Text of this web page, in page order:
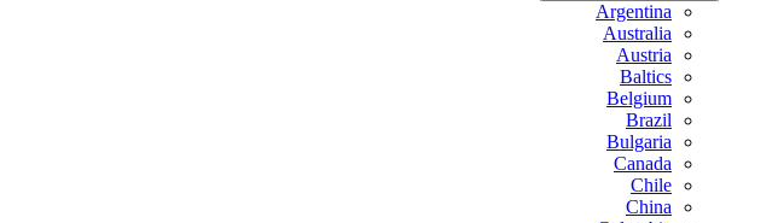
Argentina
Australia
Austria
Baltics
Belgium
Brazil
Bulgaria
Canada
Chile
China